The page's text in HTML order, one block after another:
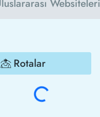
Websiteleri
Rotalar